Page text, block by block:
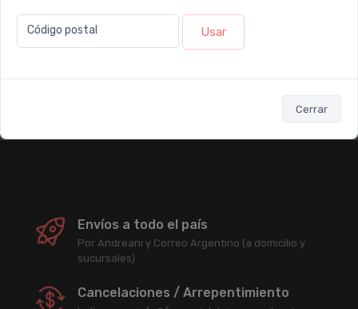
Código postal Usar
Cerrar
Enterate antes que nadie de nuestras promociones, descuentos y
Envíos a todo el país
Por Andreani y Correo Argentino (a domicilio y
sucursales).
Cancelaciones / Arrepentimiento